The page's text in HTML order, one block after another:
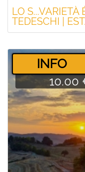
LO
TEDESCHI |
­INFO
10.00